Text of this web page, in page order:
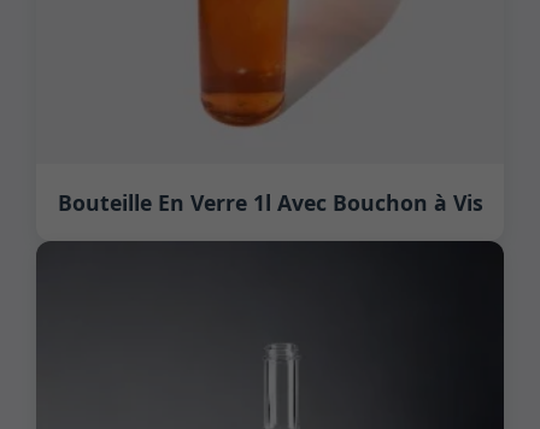
Bouteille En Verre 1l Avec Bouchon à Vis